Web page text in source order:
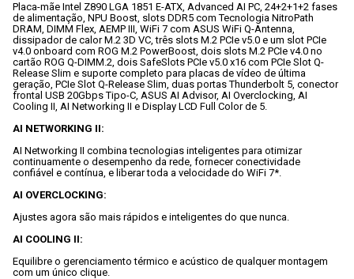
Placa-mãe Intel Z890 LGA 1851 E-ATX, Advanced AI PC, 24+2+1+2 fases
de alimentação, NPU Boost, slots DDR5 com Tecnologia NitroPath
DRAM, DIMM Flex, AEMP III, WiFi 7 com ASUS WiFi Q-Antenna,
dissipador de calor M.2 3D VC, três slots M.2 PCIe v5.0 e um slot PCIe
v4.0 onboard com ROG M.2 PowerBoost, dois slots M.2 PCIe v4.0 no
cartão ROG Q-DIMM.2, dois SafeSlots PCIe v5.0 x16 com PCIe Slot Q-
Release Slim e suporte completo para placas de vídeo de última
geração, PCIe Slot Q-Release Slim, duas portas Thunderbolt 5, conector
frontal USB 20Gbps Tipo-C, ASUS AI Advisor, AI Overclocking, AI
Cooling II, AI Networking II e Display LCD Full Color de 5.
AI NETWORKING II:
AI Networking II combina tecnologias inteligentes para otimizar
continuamente o desempenho da rede, fornecer conectividade
confiável e contínua, e liberar toda a velocidade do WiFi 7*.
AI OVERCLOCKING:
Ajustes agora são mais rápidos e inteligentes do que nunca.
AI COOLING II:
Equilibre o gerenciamento térmico e acústico de qualquer montagem
com um único clique.